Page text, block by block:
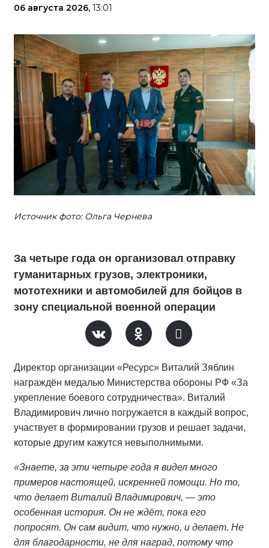
06 августа 2026, 13:01
Источник фото: Ольга Чернева
За четыре года он организовал отправку
гуманитарных грузов, электроники,
мототехники и автомобилей для бойцов в
зону специальной военной операции
Директор организации «Ресурс» Виталий Зяблин
награждён медалью Министерства обороны РФ «За
укрепление боевого сотрудничества». Виталий
Владимирович лично погружается в каждый вопрос,
участвует в формировании грузов и решает задачи,
которые другим кажутся невыполнимыми.
«Знаете, за эти четыре года я видел много
примеров настоящей, искренней помощи. Но то,
что делает Виталий Владимирович, — это
особенная история. Он не ждёт, пока его
попросят. Он сам видит, что нужно, и делает. Не
для благодарности, не для наград, потому что